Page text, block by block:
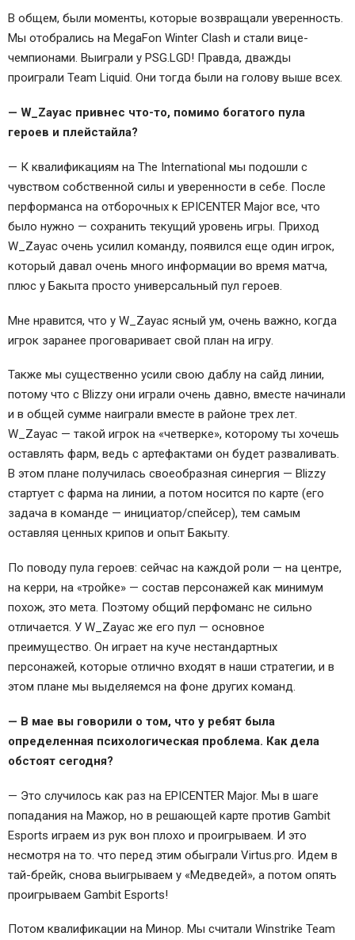
В общем, были моменты, которые возвращали уверенность.
Мы отобрались на MegaFon Winter Clash и стали вице-
чемпионами. Выиграли у PSG.LGD! Правда, дважды
проиграли Team Liquid. Они тогда были на голову выше всех.
— W_Zayac привнес что-то, помимо богатого пула
героев и плейстайла?
— К квалификациям на The International мы подошли с
чувством собственной силы и уверенности в себе. После
перформанса на отборочных к EPICENTER Major все, что
было нужно — сохранить текущий уровень игры. Приход
W_Zayac очень усилил команду, появился еще один игрок,
который давал очень много информации во время матча,
плюс у Бакыта просто универсальный пул героев.
Мне нравится, что у W_Zayac ясный ум, очень важно, когда
игрок заранее проговаривает свой план на игру.
Также мы существенно усили свою даблу на сайд линии,
потому что с Blizzy они играли очень давно, вместе начинали
и в общей сумме наиграли вместе в районе трех лет.
W_Zayac — такой игрок на «четверке», которому ты хочешь
оставлять фарм, ведь с артефактами он будет разваливать.
В этом плане получилась своеобразная синергия — Blizzy
стартует с фарма на линии, а потом носится по карте (его
задача в команде — инициатор/спейсер), тем самым
оставляя ценных крипов и опыт Бакыту.
По поводу пула героев: сейчас на каждой роли — на центре,
на керри, на «тройке» — состав персонажей как минимум
похож, это мета. Поэтому общий перфоманс не сильно
отличается. У W_Zayac же его пул — основное
преимущество. Он играет на куче нестандартных
персонажей, которые отлично входят в наши стратегии, и в
этом плане мы выделяемся на фоне других команд.
— В мае вы говорили о том, что у ребят была
определенная психологическая проблема. Как дела
обстоят сегодня?
— Это случилось как раз на EPICENTER Major. Мы в шаге
попадания на Мажор, но в решающей карте против Gambit
Esports играем из рук вон плохо и проигрываем. И это
несмотря на то. что перед этим обыграли Virtus.pro. Идем в
тай-брейк, снова выигрываем у «Медведей», а потом опять
проигрываем Gambit Esports!
Потом квалификации на Минор. Мы считали Winstrike Team